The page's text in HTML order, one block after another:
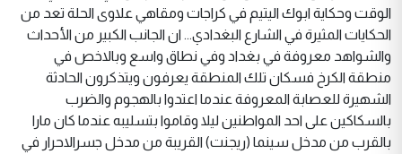
الوقت وحكاية ابوك اليتيم في كراجات ومقاهي علاوى الحلة تعد من
الحكايات المثيرة في الشارع البغدادي... ان الجانب الكبير من الأحداث
والشواهد معروفة في بغداد وفي نطاق واسع وبالاخص في
منطقة الكرخ فسكان تلك المنطقة يعرفون ويتذكرون الحادثة
الشهيرة للعصابة المعروفة عندما اعتدوا بالهجوم والضرب
بالسكاكين على احد المواطنين ليلا وقاموا بتسليبه عندما كان مارا
بالقرب من مدخل سينما (ريجنت) القريبة من مدخل جسرالاحرار في